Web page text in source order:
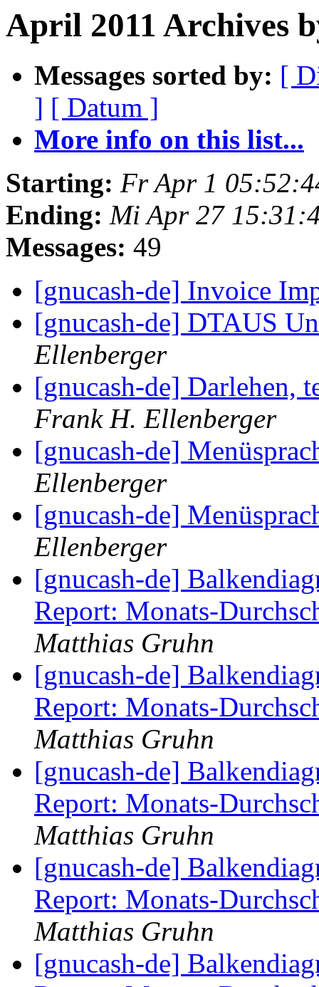
April 2011 Archives
Messages sorted by: [
] [ Datum ]
More info on this list...
Starting: Fr Apr 1
Ending: Mi Apr 27
Messages: 49
[gnucash-de] Invoice
[gnucash-de] DTAUS
Ellenberger
[gnucash-de] Darlehen,
Frank H. Ellenberger
[gnucash-de]
Ellenberger
[gnucash-de]
Ellenberger
[gnucash-de]
Report: Monats-
Matthias Gruhn
[gnucash-de]
Report: Monats-
Matthias Gruhn
[gnucash-de]
Report: Monats-
Matthias Gruhn
[gnucash-de]
Report: Monats-
Matthias Gruhn
[gnucash-de]